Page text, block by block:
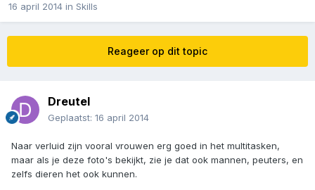
16 april 2014 in Skills
Reageer op dit topic
Dreutel
Geplaatst: 16 april 2014
Naar verluid zijn vooral vrouwen erg goed in het multitasken,
maar als je deze foto's bekijkt, zie je dat ook mannen, peuters, en
zelfs dieren het ook kunnen.